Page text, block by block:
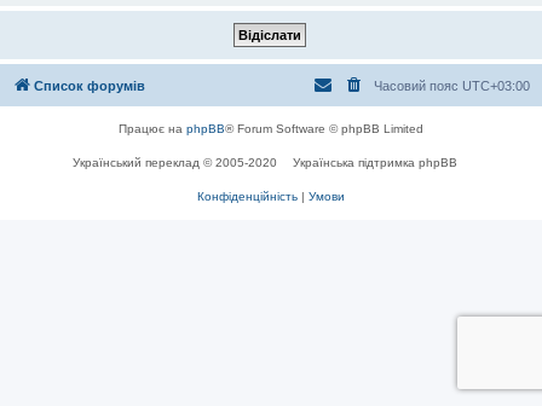
Список форумів Часовий пояс UTC+03:00
Працює на phpBB® Forum Software © phpBB Limited
Український переклад © 2005-2020 Українська підтримка phpBB
Конфіденційність | Умови